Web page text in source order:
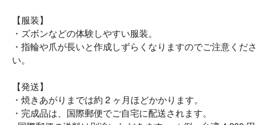
【服装】
・ズボンなどの体験しやすい服装。
・指輪や爪が長いと作成しずらくなりますのでご注意くださ
い。
【発送】
・焼きあがりまでは約 2 ヶ月ほどかかります。
・完成品は、国際郵便でご自宅に配送されます。